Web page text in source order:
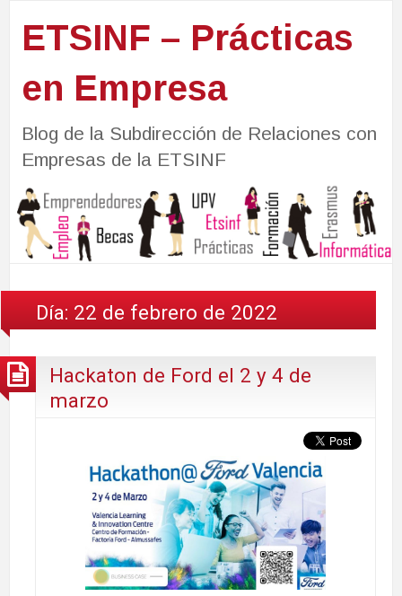
ETSINF – Prácticas
en Empresa
Blog de la Subdirección de Relaciones con
Empresas de la ETSINF
Día: 22 de febrero de 2022
Hackaton de Ford el 2 y 4 de
marzo